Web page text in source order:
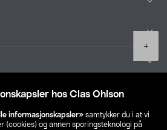
hos Clas Ohlson
informasjonskapsler» samtykker du i at vi
(cookies) og annen sporingsteknologi på
+
Finn din butikk